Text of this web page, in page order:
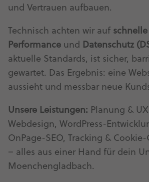
und Vertrauen aufbauen.
Technisch achten wir auf
Performance und Datenschutz
aktuelle Standards, ist sicher,
gewartet. Das Ergebnis: eine
aussieht und messbar neue
Unsere Leistungen: Planung &
Webdesign, WordPress-
OnPage-SEO, Tracking &
– alles aus einer Hand für dein
Moenchengladbach.